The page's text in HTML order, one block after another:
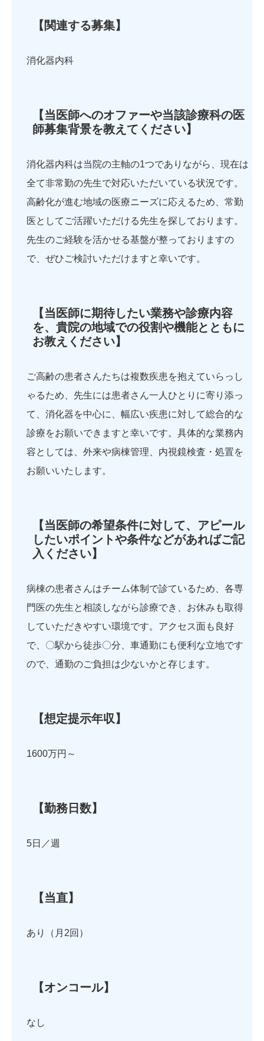
【関連する募集】
消化器内科
【当医師へのオファーや当該診療科の医
師募集背景を教えてください】
消化器内科は当院の主軸の1つでありながら、現在は
全て非常勤の先生で対応いただいている状況です。
高齢化が進む地域の医療ニーズに応えるため、常勤
医としてご活躍いただける先生を探しております。
先生のご経験を活かせる基盤が整っておりますの
で、ぜひご検討いただけますと幸いです。
【当医師に期待したい業務や診療内容
を、貴院の地域での役割や機能とともに
お教えください】
ご高齢の患者さんたちは複数疾患を抱えていらっし
ゃるため、先生には患者さん一人ひとりに寄り添っ
て、消化器を中心に、幅広い疾患に対して総合的な
診療をお願いできますと幸いです。具体的な業務内
容としては、外来や病棟管理、内視鏡検査・処置を
お願いいたします。
【当医師の希望条件に対して、アピール
したいポイントや条件などがあればご記
入ください】
病棟の患者さんはチーム体制で診ているため、各専
門医の先生と相談しながら診療でき、お休みも取得
していただきやすい環境です。アクセス面も良好
で、〇駅から徒歩〇分、車通勤にも便利な立地です
ので、通勤のご負担は少ないかと存じます。
【想定提示年収】
1600万円～
【勤務日数】
5日／週
【当直】
あり（月2回）
【オンコール】
なし